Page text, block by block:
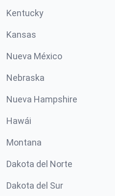
Kentucky
Kansas
Nueva México
Nebraska
Nueva Hampshire
Hawái
Montana
Dakota del Norte
Dakota del Sur